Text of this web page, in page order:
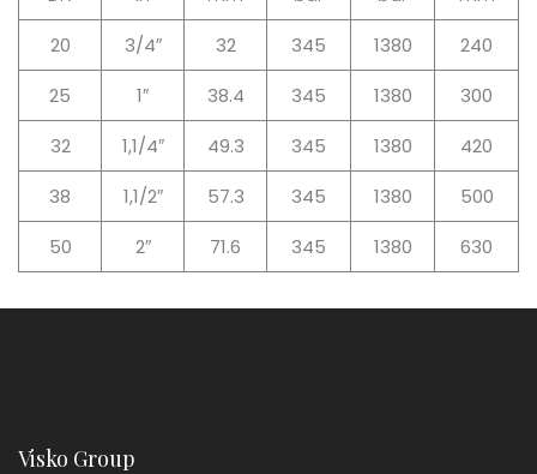
20
3/4″ 32 345 1380
240
25
1″ 38.4 345 1380
300
32
1,1/4″ 49.3 345 1380
420
38
1,1/2″ 57.3 345 1380
500
50
2″ 71.6 345 1380 630
Visko Group